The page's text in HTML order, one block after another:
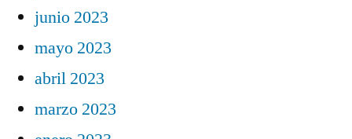
junio 2023
mayo 2023
abril 2023
marzo 2023